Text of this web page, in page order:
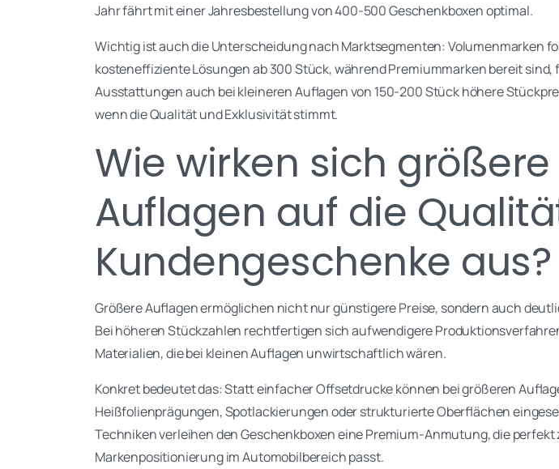
Jahr fährt mit einer Jahresbestellung von 400-500 Geschenkboxen optimal.
Wichtig ist auch die Unterscheidung nach Marktsegmenten: Volumenmarken
kosteneffiziente Lösungen ab 300 Stück, während Premiummarken bereit sind,
Ausstattungen auch bei kleineren Auflagen von 150-200 Stück höhere
wenn die Qualität und Exklusivität stimmt.
Wie wirken sich größere
Auflagen auf die
Kundengeschenke aus?
Größere Auflagen ermöglichen nicht nur günstigere Preise, sondern auch
Bei höheren Stückzahlen rechtfertigen sich aufwendigere
Materialien, die bei kleinen Auflagen unwirtschaftlich wären.
Konkret bedeutet das: Statt einfacher Offsetdrucke können bei größeren
Heißfolienprägungen, Spotlackierungen oder strukturierte Oberflächen
Techniken verleihen den Geschenkboxen eine Premium-Anmutung, die
Markenpositionierung im Automobilbereich passt.